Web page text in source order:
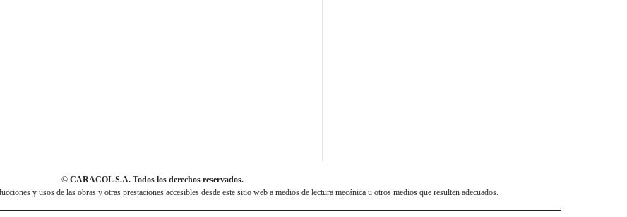
© CARACOL S.A. Todos los derechos reservados.
y usos de las obras y otras prestaciones accesibles desde este sitio web a medios de lectura mecánica u otros medios que resulten adecuados.